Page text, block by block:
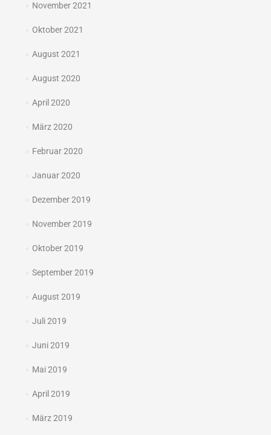
November 2021
Oktober 2021
August 2021
August 2020
April 2020
März 2020
Februar 2020
Januar 2020
Dezember 2019
November 2019
Oktober 2019
September 2019
August 2019
Juli 2019
Juni 2019
Mai 2019
April 2019
März 2019